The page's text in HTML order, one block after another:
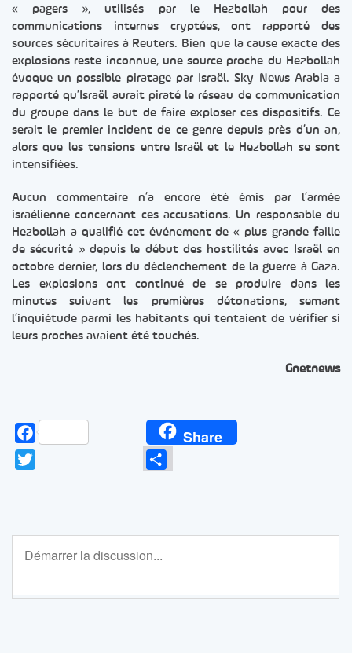
« pagers », utilisés par le Hezbollah pour des
communications internes cryptées, ont rapporté des
sources sécuritaires à Reuters. Bien que la cause exacte des
explosions reste inconnue, une source proche du Hezbollah
évoque un possible piratage par Israël. Sky News Arabia a
rapporté qu’Israël aurait piraté le réseau de communication
du groupe dans le but de faire exploser ces dispositifs. Ce
serait le premier incident de ce genre depuis près d’un an,
alors que les tensions entre Israël et le Hezbollah se sont
intensifiées.
Aucun commentaire n’a encore été émis par l’armée
israélienne concernant ces accusations. Un responsable du
Hezbollah a qualifié cet événement de « plus grande faille
de sécurité » depuis le début des hostilités avec Israël en
octobre dernier, lors du déclenchement de la guerre à Gaza.
Les explosions ont continué de se produire dans les
minutes suivant les premières détonations, semant
l’inquiétude parmi les habitants qui tentaient de vérifier si
leurs proches avaient été touchés.
Gnetnews
Facebook Share
Partager